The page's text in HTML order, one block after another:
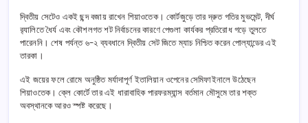
দ্বিতীয় সেটেও একই ছন্দ বজায় রাখেন শিয়াওতেক। কোর্টজুড়ে তার দ্রুত গতির মুভমেন্ট, দীর্ঘ
র‌্যালিতে ধৈর্য এবং কৌশলগত শট নির্বাচনের কারণে পেগুলা কার্যকর প্রতিরোধ গড়ে তুলতে
পারেননি। শেষ পর্যন্ত ৬-২ ব্যবধানে দ্বিতীয় সেট জিতে ম্যাচ নিশ্চিত করেন পোল্যান্ডের এই
তারকা।
এই জয়ের ফলে রোমে অনুষ্ঠিত মর্যাদাপূর্ণ ইতালিয়ান ওপেনের সেমিফাইনালে উঠেছেন
শিয়াওতেক। ক্লে কোর্টে তার এই ধারাবাহিক পারফরম্যান্স বর্তমান মৌসুমে তার শক্ত
অবস্থানকে আরও স্পষ্ট করেছে।